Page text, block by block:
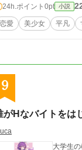
24h.ポイント 0pt 小説
恋愛 美少女 平凡
9
がHなバイトをは
大学生